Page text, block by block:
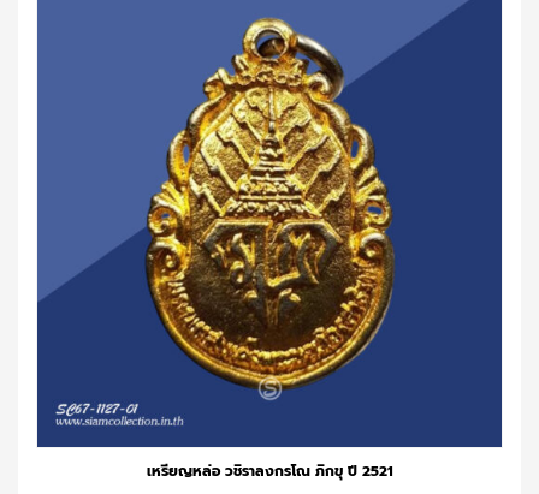
เหรียญหล่อ วชิราลงกรโณ ภิกขุ ปี 2521